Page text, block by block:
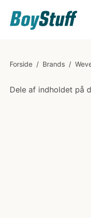
Forside / Brands /
Dele af indholdet på